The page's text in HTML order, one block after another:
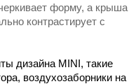
форму, а крыша
контрастирует с
дизайна MINI, такие
воздухозаборники на